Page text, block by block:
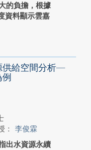
的負擔，根據
資料顯示雲嘉
供給空間分析—
： 李俊霖
出水資源永續